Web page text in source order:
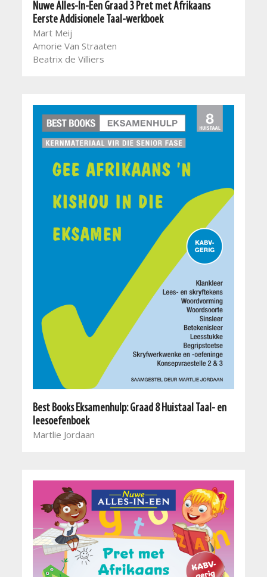
Nuwe Alles-In-Een Graad 3 Pret met Afrikaans
Eerste Addisionele Taal-werkboek
Mart Meij
Amorie Van Straaten
Beatrix de Villiers
Waldy Van Wyk
Glaudina Rossouw
Mart Meij
Christian Botha
Best Books Eksamenhulp: Graad 8 Huistaal Taal- en
leesoefenboek
Martlie Jordaan